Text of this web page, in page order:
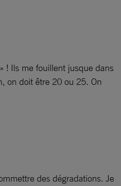
! Ils me fouillent jusque dans
on doit être 20 ou 25. On
des dégradations. Je